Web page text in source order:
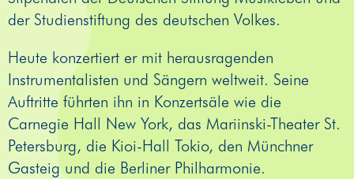
der Studienstiftung des deutschen Volkes.
Heute konzertiert er mit herausragenden
Instrumentalisten und Sängern weltweit. Seine
Auftritte führten ihn in Konzertsäle wie die
Carnegie Hall New York, das Mariinski-Theater St.
Petersburg, die Kioi-Hall Tokio, den Münchner
Gasteig und die Berliner Philharmonie.